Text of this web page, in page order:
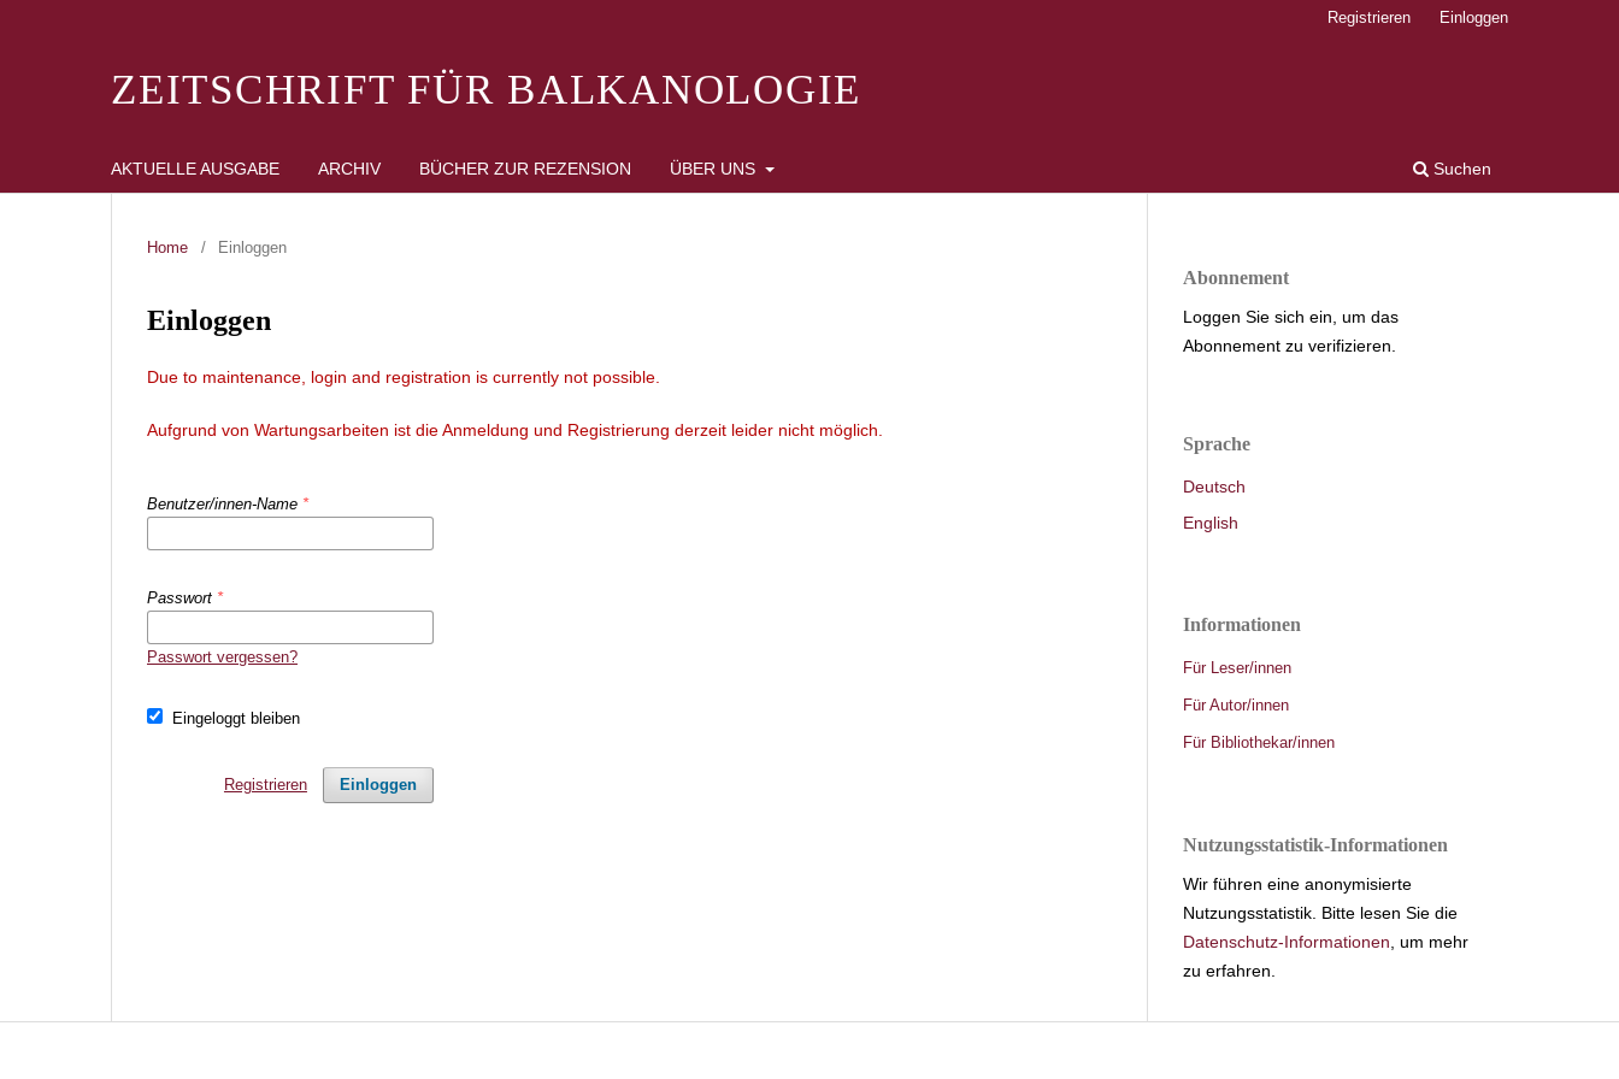
ZEITSCHRIFT FÜR BALKANOLOGIE
AKTUELLE AUSGABE ARCHIV BÜCHER ZUR REZENSION ÜBER UNS Suchen
Registrieren Einloggen
Home / Einloggen
Einloggen
Due to maintenance, login and registration is currently not possible.
Aufgrund von Wartungsarbeiten ist die Anmeldung und Registrierung derzeit leider nicht möglich.
Benutzer/innen-Name *
Passwort *
Passwort vergessen?
Eingeloggt bleiben
Einloggen
Registrieren
Abonnement
Loggen Sie sich ein, um das
Abonnement zu verifizieren.
Sprache
Deutsch
English
Informationen
Für Leser/innen
Für Autor/innen
Für Bibliothekar/innen
Nutzungsstatistik-Informationen
Wir führen eine anonymisierte
Nutzungsstatistik. Bitte lesen Sie die
Datenschutz-Informationen , um mehr
zu erfahren.